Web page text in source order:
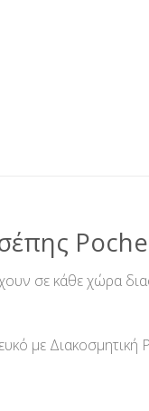
σε κάθε χώρα
με